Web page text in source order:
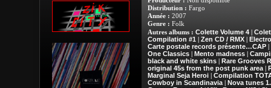
Distribution : Fargo
Année : 2007
Genre : Folk
Autres albums : Colette Volume 4|
Compilation #1
Zen CD / RMX|
Carte postale records présente…CAP|
One Classics| Mento madness|
black and white skins
Rare Grooves
original 45s from the post punk area|
Marginal Seja Heroi| Compilation
Cowboy in Scandinavia| Nova tunes